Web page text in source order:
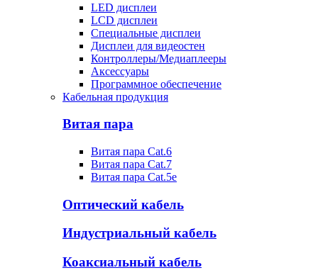
LED дисплеи
LCD дисплеи
Специальные дисплеи
Дисплеи для видеостен
Контроллеры/Медиаплееры
Аксессуары
Программное обеспечение
Кабельная продукция
Витая пара
Витая пара Cat.6
Витая пара Cat.7
Витая пара Cat.5e
Оптический кабель
Индустриальный кабель
Коаксиальный кабель